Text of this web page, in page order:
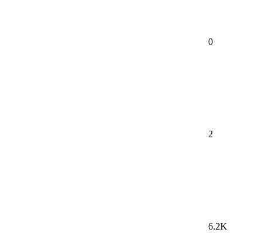
0
2
6.2K